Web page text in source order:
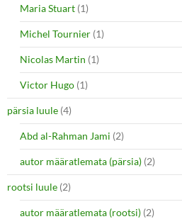
Maria Stuart (1)
Michel Tournier (1)
Nicolas Martin (1)
Victor Hugo (1)
pärsia luule (4)
Abd al-Rahman Jami (2)
autor määratlemata (pärsia) (2)
rootsi luule (2)
autor määratlemata (rootsi) (2)